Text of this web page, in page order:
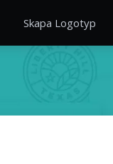
Skapa Logotyp